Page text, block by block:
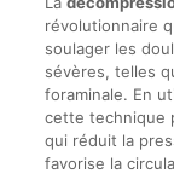
révolutionnaire
soulager les
sévères, telles
foraminale. En
cette technique
qui réduit la
favorise la